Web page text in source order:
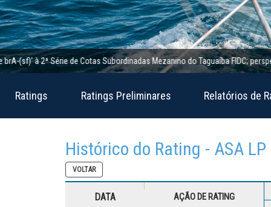
2ª Série de Cotas Subordinadas Mezanino do Taguaíba FIDC; perspectiva
Ratings Ratings Preliminares Relatórios de
Histórico do Rating - ASA LP
VOLTAR
DATA AÇÃO DE RATING